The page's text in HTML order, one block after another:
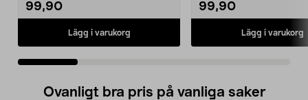
99,90
Lägg i varukorg
99,90
Lägg i varukorg
Ovanligt bra pris på vanliga saker